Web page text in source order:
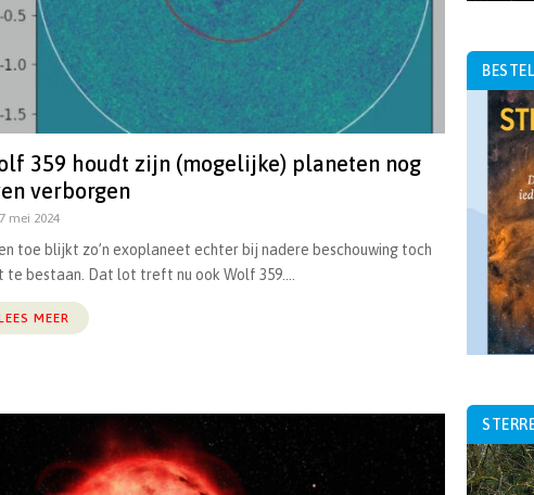
359 houdt zijn (mogelijke) planeten nog
verborgen
mei 2024
toe blijkt zo’n exoplaneet echter bij nadere beschouwing toch
te bestaan. Dat lot treft nu ook Wolf 359....
MEER